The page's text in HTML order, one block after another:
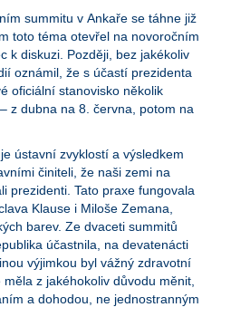
summitu v Ankaře se táhne již
toto téma otevřel na novoročním
k diskuzi. Později, bez jakékoliv
oznámil, že s účastí prezidenta
oficiální stanovisko několik
z dubna na 8. června, potom na
ústavní zvyklostí a výsledkem
činiteli, že naši zemi na
prezidenti. Tato praxe fungovala
Klause i Miloše Zemana,
barev. Ze dvaceti summitů
účastnila, na devatenácti
výjimkou byl vážný zdravotní
z jakéhokoliv důvodu měnit,
a dohodou, ne jednostranným